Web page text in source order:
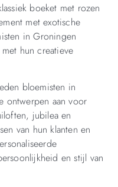
boeket met rozen
met exotische
in Groningen
hun creatieve
bloemisten in
ontwerpen aan voor
jubilea en
van hun klanten en
en stijl van